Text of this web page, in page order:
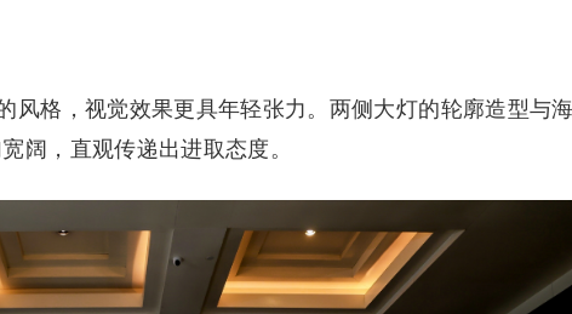
风格，视觉效果更具年轻张力。两侧大灯的轮廓造型与
阔，直观传递出进取态度。